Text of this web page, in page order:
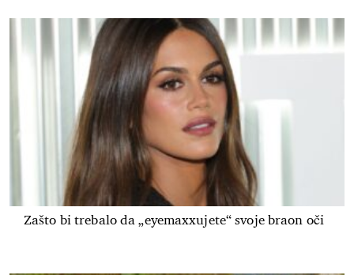
Zašto bi trebalo da „eyemaxxujete“ svoje braon oči